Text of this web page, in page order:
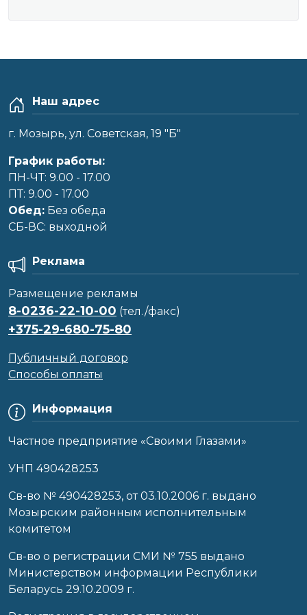
Наш адрес
г. Мозырь, ул. Советская, 19 "Б"
График работы:
ПН-ЧТ: 9.00 - 17.00
ПТ: 9.00 - 17.00
Обед: Без обеда
CБ-ВС: выходной
Информация
Частное предприятие «Своими Глазами»
УНП 490428253
Cв-во № 490428253, от 03.10.2006 г. выдано
Мозырским районным исполнительным
комитетом
Св-во о регистрации СМИ № 755 выдано
Министерством информации Республики
Беларусь 29.10.2009 г.
Реклама
Размещение рекламы
8-0236-22-10-00 (тел./факс)
+375-29-680-75-80
Публичный договор
Способы оплаты